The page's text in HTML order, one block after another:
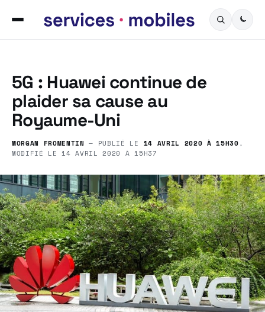
5G : Huawei continue de
plaider sa cause au
Royaume-Uni
MORGAN FROMENTIN — PUBLIÉ LE 14 AVRIL 2020 À 15H30,
MODIFIÉ LE14 AVRIL 2020 À 15H37